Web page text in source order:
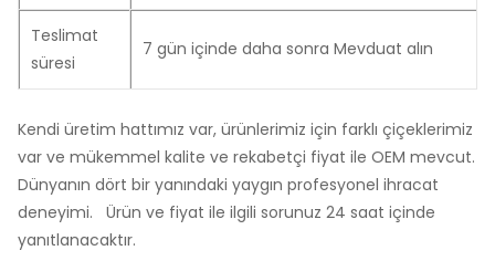
Teslimat
süresi
7 gün içinde daha sonra Mevduat alın
Kendi üretim hattımız var, ürünlerimiz için farklı çiçeklerimiz
var ve mükemmel kalite ve rekabetçi fiyat ile OEM mevcut.
Dünyanın dört bir yanındaki yaygın profesyonel ihracat
deneyimi. Ürün ve fiyat ile ilgili sorunuz 24 saat içinde
yanıtlanacaktır.